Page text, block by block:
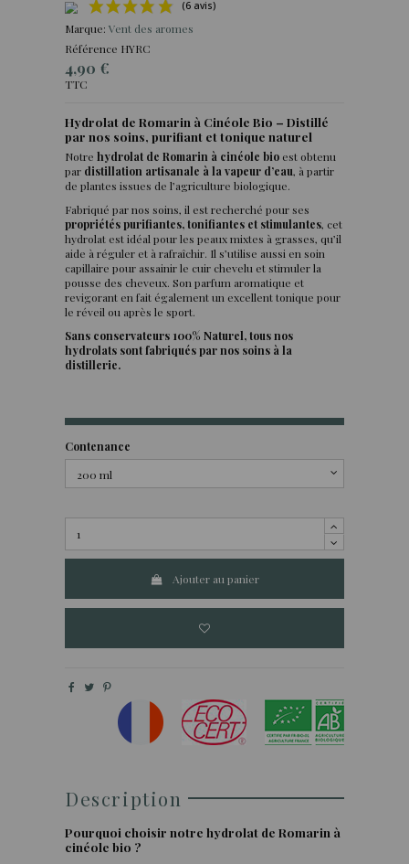
(6 avis)
Marque: Vent des aromes
Référence HYRC
4,90 €
TTC
Hydrolat de Romarin à Cinéole Bio – Distillé
par nos soins, purifiant et tonique naturel
Notre hydrolat de Romarin à cinéole bio est obtenu
par distillation artisanale à la vapeur d’eau, à partir
de plantes issues de l’agriculture biologique.
Fabriqué par nos soins, il est recherché pour ses
propriétés purifiantes, tonifiantes et stimulantes, cet
hydrolat est idéal pour les peaux mixtes à grasses, qu’il
aide à réguler et à rafraîchir. Il s’utilise aussi en soin
capillaire pour assainir le cuir chevelu et stimuler la
pousse des cheveux. Son parfum aromatique et
revigorant en fait également un excellent tonique pour
le réveil ou après le sport.
Sans conservateurs 100% Naturel, tous nos
hydrolats sont fabriqués par nos soins à la
distillerie.
Contenance
Ajouter au panier
Description
Pourquoi choisir notre hydrolat de Romarin à
cinéole bio ?